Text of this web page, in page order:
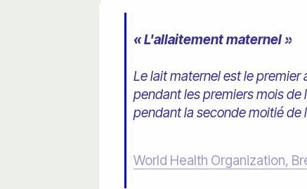
« L'allaitement maternel »
Le lait maternel est le
pendant les premiers mois de
pendant la seconde moitié de
World Health Organization,